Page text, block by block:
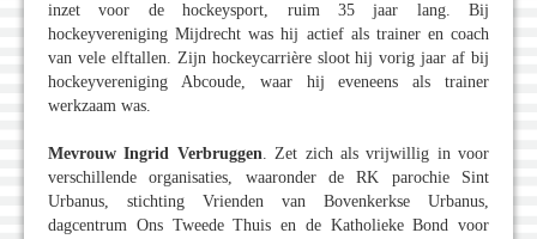
inzet voor de hockeysport, ruim 35 jaar lang. Bij
hockeyvereniging Mijdrecht was hij actief als trainer en coach
van vele elftallen. Zijn hockeycarrière sloot hij vorig jaar af bij
hockeyvereniging Abcoude, waar hij eveneens als trainer
werkzaam was.
Mevrouw Ingrid Verbruggen. Zet zich als vrijwillig in voor
verschillende organisaties, waaronder de RK parochie Sint
Urbanus, stichting Vrienden van Bovenkerkse Urbanus,
dagcentrum Ons Tweede Thuis en de Katholieke Bond voor